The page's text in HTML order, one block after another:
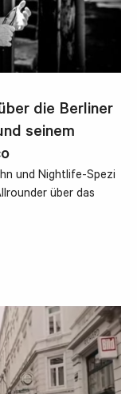
die Berliner
seinem
und Nightlife-Spezi
über das